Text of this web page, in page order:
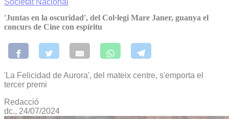
Societat Nacional
'Juntas en la oscuridad', del Col·legi Mare Janer, guanya el
concurs de Cine con espíritu
'La Felicidad de Aurora', del mateix centre, s'emporta el
tercer premi
Redacció
dc., 24/07/2024